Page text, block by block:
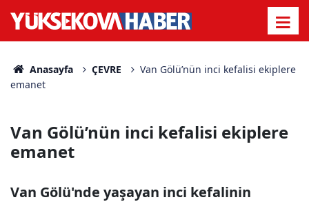
Anasayfa ÇEVRE
Van Gölü’nün inci kefalisi ekiplere
emanet
Van Gölü’nün inci kefalisi ekiplere
emanet
Van Gölü'nde yaşayan inci kefalinin